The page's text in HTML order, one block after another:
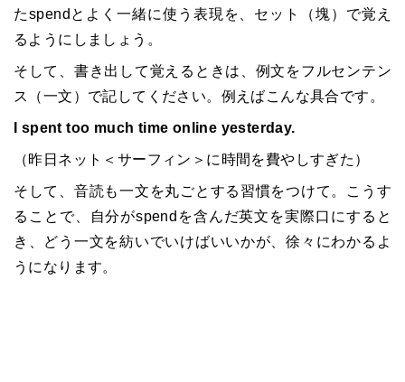
たspendとよく一緒に使う表現を、セット（塊）で覚え
るようにしましょう。
そして、書き出して覚えるときは、例文をフルセンテン
ス（一文）で記してください。例えばこんな具合です。
I spent too much time online yesterday.
（昨日ネット＜サーフィン＞に時間を費やしすぎた）
そして、音読も一文を丸ごとする習慣をつけて。こうす
ることで、自分がspendを含んだ英文を実際口にすると
き、どう一文を紡いでいけばいいかが、徐々にわかるよ
うになります。